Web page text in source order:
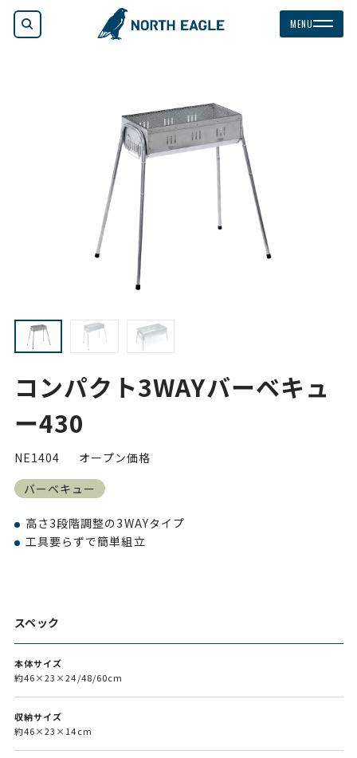
MENU検索
コンパクト3WAYバーベキュ
ー430
NE1404
オープン価格
バーベキュー
高さ3段階調整の3WAYタイプ
工具要らずで簡単組立
スペック
本体サイズ
約46×23×24/48/60cm
収納サイズ
約46×23×14cm